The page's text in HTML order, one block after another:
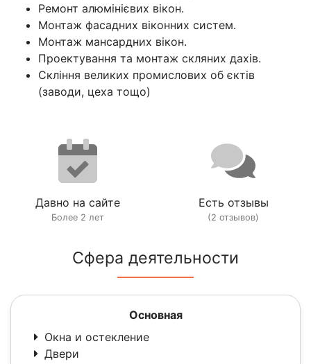
Ремонт алюмінієвих вікон.
Монтаж фасадних віконних систем.
Монтаж мансардних вікон.
Проектування та монтаж скляних дахів.
Скління великих промислових об єктів
(заводи, цеха тощо)
Давно на сайте
Более 2 лет
Есть отзывы
(2 отзывов)
Сфера деятельности
Основная
Окна и остекление
Двери